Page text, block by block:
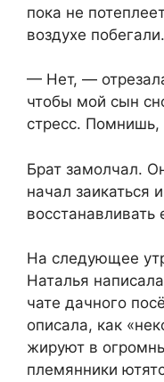
пока не
воздухе
— Нет, —
чтобы мой сын
стресс. Помнишь,
Брат замолчал.
начал заикаться
восстанавливать
На следующее
Наталья
чате дачного
описала, как
жируют в
племянники